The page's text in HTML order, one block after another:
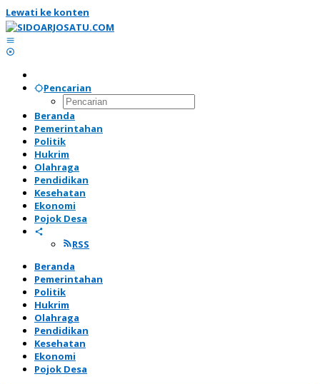
Lewati ke konten
Pencarian
Beranda
Pemerintahan
Politik
Hukrim
Olahraga
Pendidikan
Kesehatan
Ekonomi
Pojok Desa
RSS
Beranda
Pemerintahan
Politik
Hukrim
Olahraga
Pendidikan
Kesehatan
Ekonomi
Pojok Desa